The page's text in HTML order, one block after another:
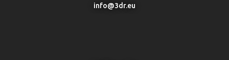
info@3dr.eu